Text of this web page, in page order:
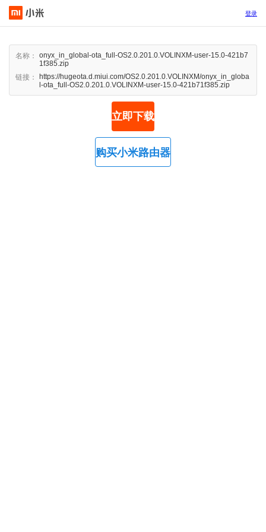
登录
名称：
onyx_in_global-ota_full-OS2.0.201.0.VOLINXM-user-15.0-421b7
1f385.zip
链接：
https://hugeota.d.miui.com/OS2.0.201.0.VOLINXM/onyx_in_globa
l-ota_full-OS2.0.201.0.VOLINXM-user-15.0-421b71f385.zip
立即下载
购买小米路由器